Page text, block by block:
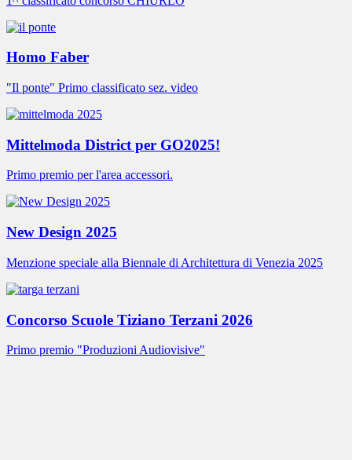
Homo Faber
"Il ponte" Primo classificato sez. video
Mittelmoda District per GO2025!
Primo premio per l'area accessori.
New Design 2025
Menzione speciale alla Biennale di Architettura di Venezia 2025
Concorso Scuole Tiziano Terzani 2026
Primo premio "Produzioni Audiovisive"